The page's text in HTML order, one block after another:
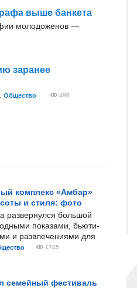
выше банкета
молодоженов —
заранее
Общество 496
комплекс «Амбар»
и стиля: фото
развернулся большой
показами, бьюти-
и развлечениями для
1745
семейный фестиваль